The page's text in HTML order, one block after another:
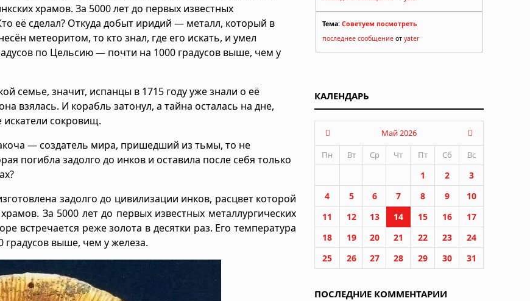
храмов. За 5000 лет до первых известных
её сделал? Откуда добыт иридий — металл, который в
метеоритом, то кто знал, где его искать, и умел
по Цельсию — почти на 1000 градусов выше, чем у
семье, значит, испанцы в 1715 году уже знали о её
взялась. И корабль затонул, а тайна осталась на дне,
искатели сокровищ.
— создатель мира, пришедший из тьмы, то не
погибла задолго до инков и оставила после себя только
задолго до цивилизации инков, расцвет которой
За 5000 лет до первых известных металлургических
встречается реже золота в десятки раз. Его температура
градусов выше, чем у железа.
Тема: Советуем посмотреть
последнее сообщение от yater
КАЛЕНДАРЬ
Май 2026
Пн
Вт Ср Чт Пт Сб Вс
1 2
3
4
5 6 7 8 9
10
11
12 13 14 15 16
17
18
19 20 21 22 23
24
25
26 27 28 29 30 31
ПОСЛЕДНИЕ КОММЕНТАРИИ